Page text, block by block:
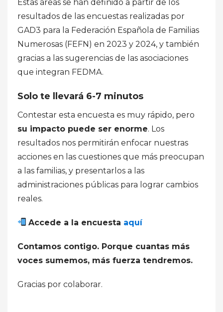
Estas áreas se han definido a partir de los
resultados de las encuestas realizadas por
GAD3 para la Federación Española de Familias
Numerosas (FEFN) en 2023 y 2024, y también
gracias a las sugerencias de las asociaciones
que integran FEDMA.
Solo te llevará 6-7 minutos
Contestar esta encuesta es muy rápido, pero
su impacto puede ser enorme. Los
resultados nos permitirán enfocar nuestras
acciones en las cuestiones que más preocupan
a las familias, y presentarlos a las
administraciones públicas para lograr cambios
reales.
Accede a la encuesta aquí
Contamos contigo. Porque cuantas más
voces sumemos, más fuerza tendremos.
Gracias por colaborar.